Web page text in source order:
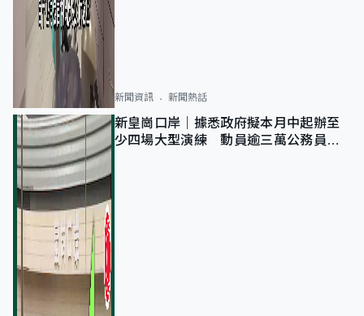
新聞資訊 新聞熱話
新皇崗口岸｜據悉政府擬本月中起辦至
少四場大型演練 動員逾三萬公務員人